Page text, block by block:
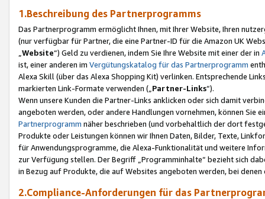
1.Beschreibung des Partnerprogramms
Das Partnerprogramm ermöglicht Ihnen, mit Ihrer Website, Ihren
(nur verfügbar für Partner, die eine Partner-ID für die Amazon UK
Website“) Geld zu verdienen, indem Sie Ihre Website mit einer der in
ist, einer anderen im Vergütungskatalog für das Partnerprogramm
Alexa Skill (über das Alexa Shopping Kit) verlinken. Entsprechende
markierten Link-Formate verwenden („ Partner-Links“).
Wenn unsere Kunden die Partner-Links anklicken oder sich damit
angeboten werden, oder andere Handlungen vornehmen, können Sie
Partnerprogramm näher beschrieben (und vorbehaltlich der dort
Produkte oder Leistungen können wir Ihnen Daten, Bilder, Texte,
für Anwendungsprogramme, die Alexa-Funktionalität und weitere
zur Verfügung stellen. Der Begriff „Programminhalte“ bezieht sich
in Bezug auf Produkte, die auf Websites angeboten werden, bei
2.Compliance-Anforderungen für das